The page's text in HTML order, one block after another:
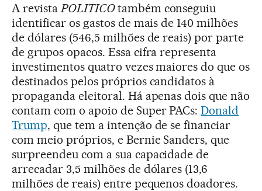
A revistaPOLITICOtambém conseguiu
identificar os gastos de mais de 140 milhões
de dólares (546,5 milhões de reais) por parte
de grupos opacos. Essa cifra representa
investimentos quatro vezes maiores do que os
destinados pelos próprios candidatos à
propaganda eleitoral. Há apenas dois que não
contam com o apoio de Super PACs:Donald
Trump, que tem a intenção de se financiar
com meio próprios, e Bernie Sanders, que
surpreendeu com a sua capacidade de
arrecadar 3,5 milhões de dólares (13,6
milhões de reais) entre pequenos doadores.